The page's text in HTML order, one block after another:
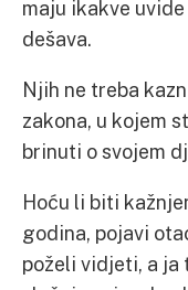
maju ikakve
dešava.
Njih ne treba
zakona, u kojem
brinuti o svojem
Hoću li biti
godina, pojavi
poželi vidjeti, a ja